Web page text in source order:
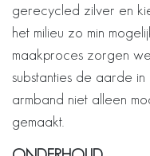
gerecycled zilver en
het milieu zo min
maakproces zorgen
substanties de aarde
armband niet alleen
gemaakt.